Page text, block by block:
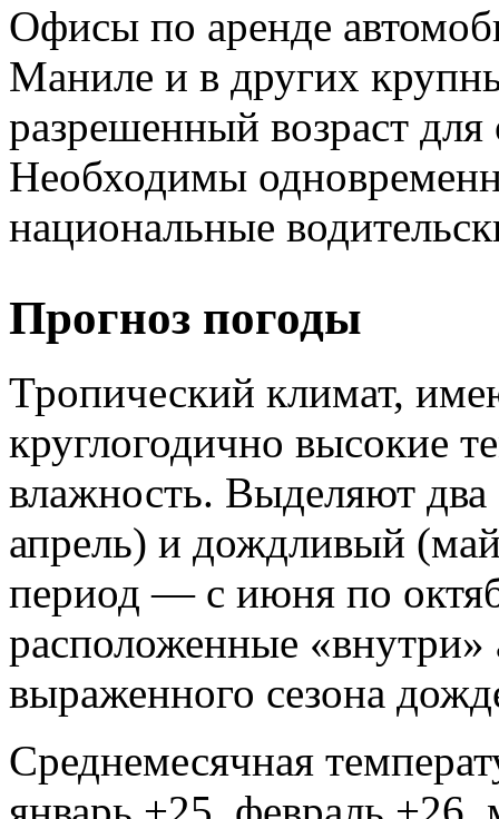
Офисы по аренде
Маниле и в других
разрешенный возраст
Необходимы
национальные
Прогноз погоды
Тропический климат,
круглогодично высокие
влажность. Выделяют
апрель) и дождливый
период — с июня по
расположенные
выраженного сезона
Среднемесячная